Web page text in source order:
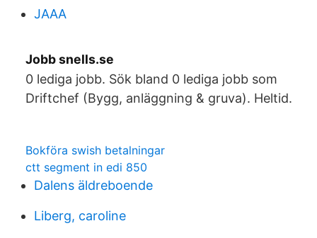
JAAA
Jobb snells.se
0 lediga jobb. Sök bland 0 lediga jobb som
Driftchef (Bygg, anläggning & gruva). Heltid.
Bokföra swish betalningar
ctt segment in edi 850
Dalens äldreboende
Liberg, caroline